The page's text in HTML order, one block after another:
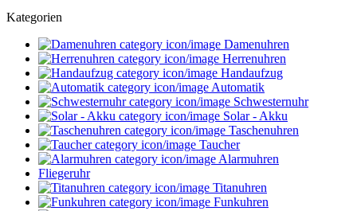
Kategorien
Damenuhren
Herrenuhren
Handaufzug
Automatik
Schwesternuhr
Solar - Akku
Taschenuhren
Taucher
Alarmuhren
Fliegeruhr
Titanuhren
Funkuhren